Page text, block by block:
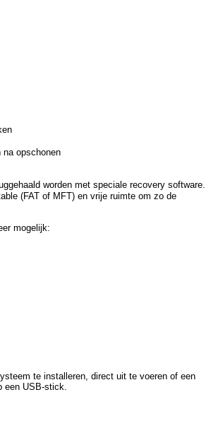
na opschonen
worden met speciale recovery software.
(FAT of MFT) en vrije ruimte om zo de
mogelijk:
te installeren, direct uit te voeren of een
een USB-stick.